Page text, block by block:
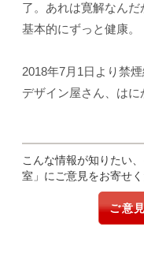
了。あれは寛解なんだ
基本的にずっと健康。
2018年7月1日より禁煙
デザイン屋さん、はに
こんな情報が知りたい
室」にご意見をお寄せ
ご意